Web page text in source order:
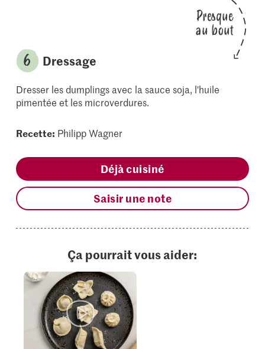
Presque
au bout
Dressage
Dresser les dumplings avec la sauce soja, l'huile
pimentée et les microverdures.
Recette: Philipp Wagner
Déjà cuisiné
Saisir une note
Ça pourrait vous aider: